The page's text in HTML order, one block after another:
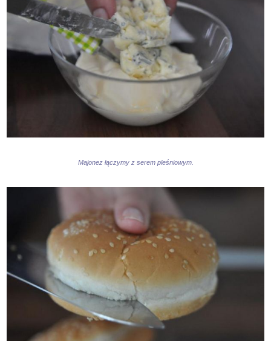
Majonez łączymy z serem pleśniowym.